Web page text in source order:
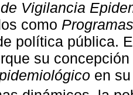
Vigilancia
como
política pública.
su
en